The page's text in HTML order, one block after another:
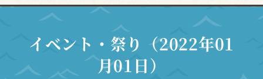
イベント・祭り（2022年01
月01日）